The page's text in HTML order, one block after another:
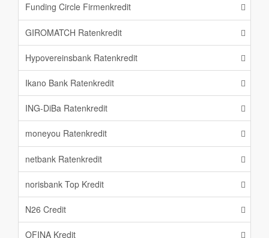
Funding Circle Firmenkredit
GIROMATCH Ratenkredit
Hypovereinsbank Ratenkredit
Ikano Bank Ratenkredit
ING-DiBa Ratenkredit
moneyou Ratenkredit
netbank Ratenkredit
norisbank Top Kredit
N26 Credit
OFINA Kredit